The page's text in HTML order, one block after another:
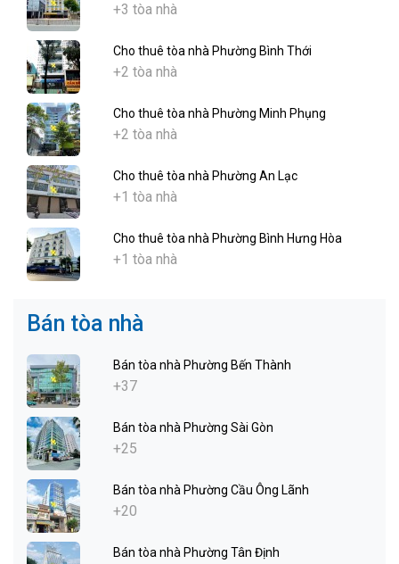
+3 tòa nhà
Cho thuê tòa nhà Phường Bình Thới
+2 tòa nhà
Cho thuê tòa nhà Phường Minh Phụng
+2 tòa nhà
Cho thuê tòa nhà Phường An Lạc
+1 tòa nhà
Cho thuê tòa nhà Phường Bình Hưng Hòa
+1 tòa nhà
Bán tòa nhà
Bán tòa nhà Phường Bến Thành
+37
Bán tòa nhà Phường Sài Gòn
+25
Bán tòa nhà Phường Cầu Ông Lãnh
+20
Bán tòa nhà Phường Tân Định